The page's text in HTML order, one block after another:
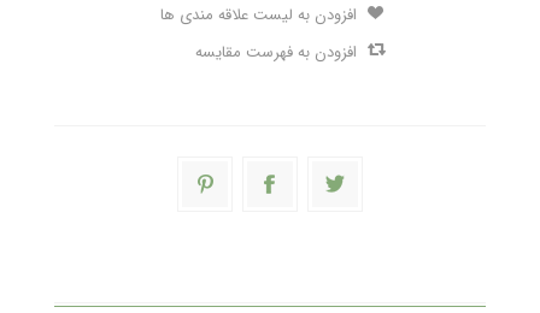
افزودن به لیست علاقه مندی ها
افزودن به فهرست مقایسه